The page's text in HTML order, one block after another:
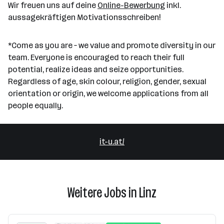
Wir freuen uns auf deine Online-Bewerbung inkl.
aussagekräftigen Motivationsschreiben!
*Come as you are – we value and promote diversity in our
team. Everyone is encouraged to reach their full
potential, realize ideas and seize opportunities.
Regardless of age, skin colour, religion, gender, sexual
orientation or origin, we welcome applications from all
people equally.
it-u.at/
Weitere Jobs in Linz